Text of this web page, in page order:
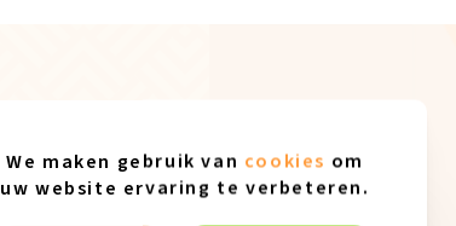
We maken gebruik van cookies om
uw website ervaring te verbeteren.